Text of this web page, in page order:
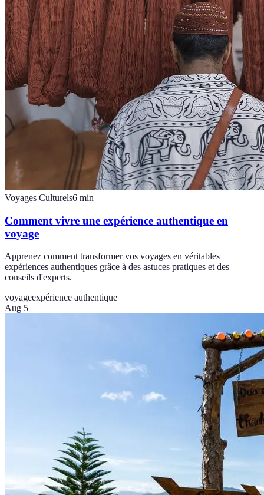
Voyages Culturels6 min
Comment vivre une expérience authentique en
voyage
Apprenez comment transformer vos voyages en véritables
expériences authentiques grâce à des astuces pratiques et des
conseils d'experts.
voyageexpérience authentique
Aug 5